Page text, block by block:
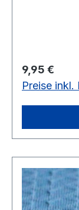
Regulärer
9,95 €
Preise